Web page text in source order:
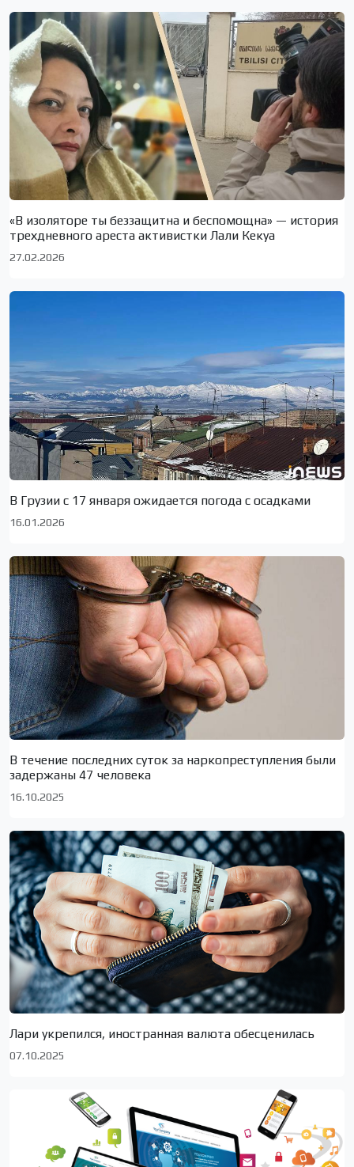
«В изоляторе ты беззащитна и беспомощна» — история
трехдневного ареста активистки Лали Кекуа
27.02.2026
В Грузии с 17 января ожидается погода с осадками
16.01.2026
В течение последних суток за наркопреступления были
задержаны 47 человека
16.10.2025
Лари укрепился, иностранная валюта обесценилась
07.10.2025